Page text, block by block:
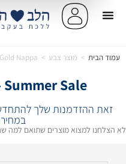
עמוד הבית > מוצר צבע >
Nappa
Summer Sale - עד 40% הנחה ☀️
זאת ההזדמנות שלך
לא הצלחנו למצוא מוצרים שתואם למה